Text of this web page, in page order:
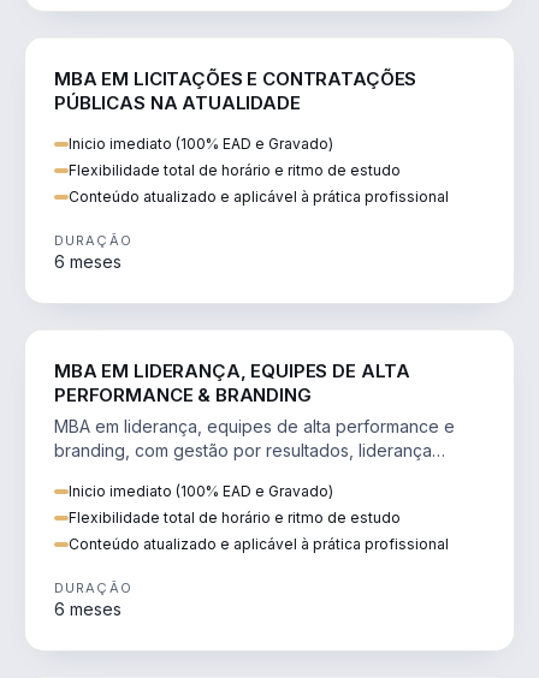
MBA EM LICITAÇÕES E CONTRATAÇÕES
PÚBLICAS NA ATUALIDADE
Inicio imediato (100% EAD e Gravado)
Flexibilidade total de horário e ritmo de estudo
Conteúdo atualizado e aplicável à prática profissional
DURAÇÃO
6 meses
MBA EM LIDERANÇA, EQUIPES DE ALTA
PERFORMANCE & BRANDING
MBA em liderança, equipes de alta performance e
branding, com gestão por resultados, liderança
Inicio imediato (100% EAD e Gravado)
Flexibilidade total de horário e ritmo de estudo
Conteúdo atualizado e aplicável à prática profissional
DURAÇÃO
6 meses